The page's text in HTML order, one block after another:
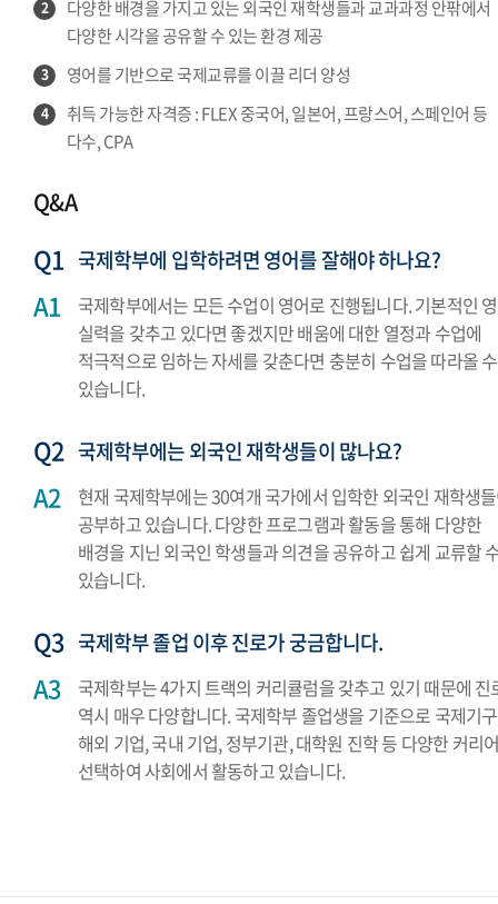
2
다양한 배경을 가지고 있는 외국인 재학생들과 교과과정 안팎에서
다양한 시각을 공유할 수 있는 환경 제공
3 영어를 기반으로 국제교류를 이끌 리더 양성
4
취득 가능한 자격증 : FLEX 중국어, 일본어, 프랑스어, 스페인어 등
다수, CPA
Q&A
국제학부에 입학하려면 영어를 잘해야 하나요?
국제학부에서는 모든 수업이 영어로 진행됩니다. 기본적인
실력을 갖추고 있다면 좋겠지만 배움에 대한 열정과 수업에
적극적으로 임하는 자세를 갖춘다면 충분히 수업을 따라올 수
있습니다.
국제학부에는 외국인 재학생들이 많나요?
현재 국제학부에는 30여개 국가에서 입학한 외국인 재학생
공부하고 있습니다. 다양한 프로그램과 활동을 통해 다양한
배경을 지닌 외국인 학생들과 의견을 공유하고 쉽게 교류할
있습니다.
국제학부 졸업 이후 진로가 궁금합니다.
국제학부는 4가지 트랙의 커리큘럼을 갖추고 있기 때문에 진
역시 매우 다양합니다. 국제학부 졸업생을 기준으로 국제기
해외 기업, 국내 기업, 정부기관, 대학원 진학 등 다양한 커리
선택하여 사회에서 활동하고 있습니다.